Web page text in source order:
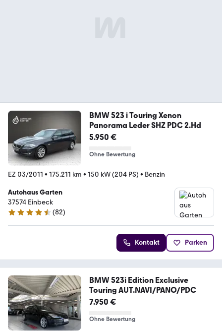
BMW 523 i Touring Xenon
Panorama Leder SHZ PDC 2.Hd
5.950 €
Ohne Bewertung
EZ 03/2011 • 175.211 km • 150 kW (204 PS) • Benzin
Autohaus Garten
37574 Einbeck
4.6 Sterne
(82)
Kontakt Parken
BMW 523i Edition Exclusive
Touring AUT.NAVI/PANO/PDC
7.950 €
Ohne Bewertung